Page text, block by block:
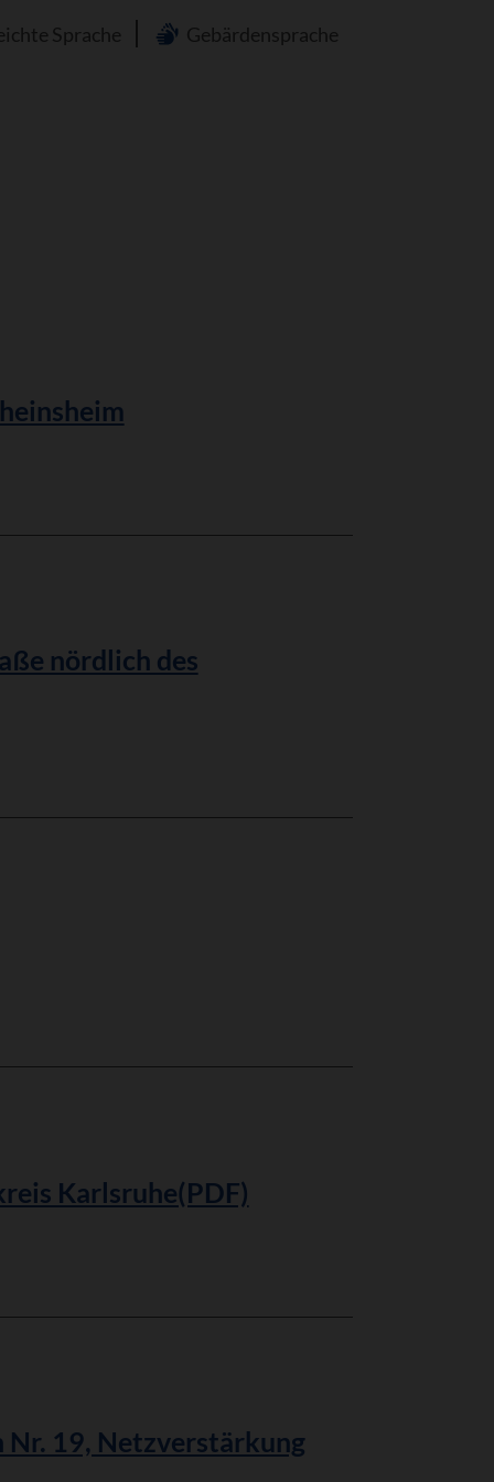
Sprache Gebärdensprache
nördlich des
Karlsruhe(PDF)
Nr. 19, Netzverstärkung